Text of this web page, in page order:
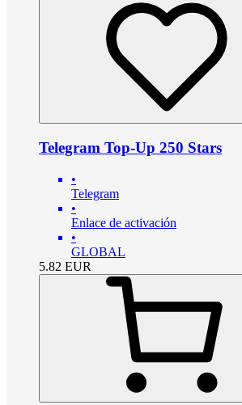
Telegram Top-Up 250 Stars
•
Telegram
•
Enlace de activación
•
GLOBAL
5.82 EUR